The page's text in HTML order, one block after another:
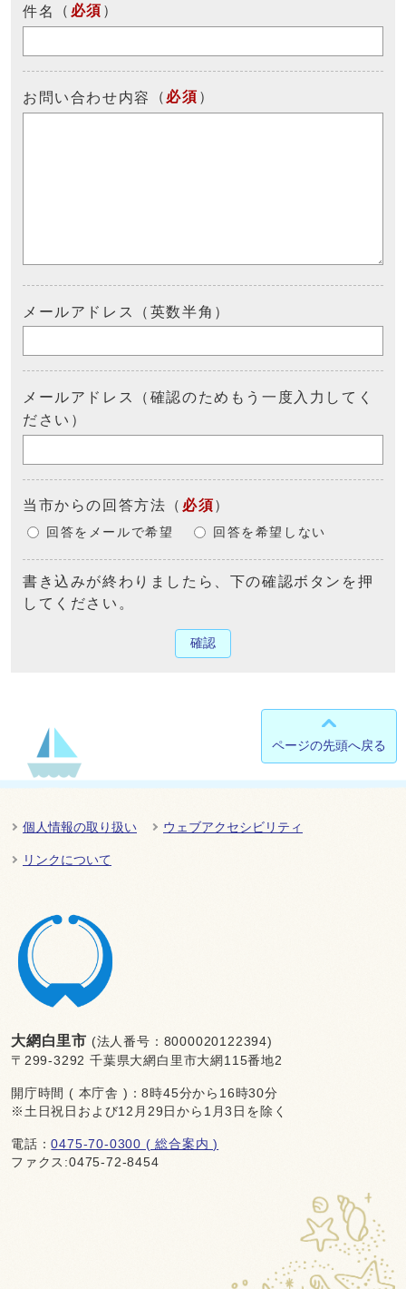
件名 （ 必須 ）
お問い合わせ内容 （ 必須 ）
メールアドレス（英数半角）
メールアドレス（確認のためもう一度入力してく
ださい）
当市からの回答方法 （ 必須）
回答をメールで希望 回答を希望しない
書き込みが終わりましたら、下の確認ボタンを押
してください。
確認
ページの先頭へ戻る
個人情報の取り扱い ウェブアクセシビリティ
リンクについて
大網白里市 (法人番号：8000020122394)
〒299-3292 千葉県大網白里市大網115番地2
開庁時間 ( 本庁舎 )：8時45分から16時30分
※土日祝日および12月29日から1月3日を除く
電話：0475-70-0300 ( 総合案内 )
ファクス:0475-72-8454